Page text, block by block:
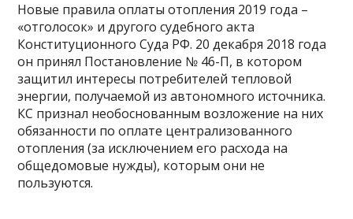
Новые правила оплаты отопления 2019 года –
«отголосок» и другого судебного акта
Конституционного Суда РФ. 20 декабря 2018 года
он принял Постановление № 46-П, в котором
защитил интересы потребителей тепловой
энергии, получаемой из автономного источника.
КС признал необоснованным возложение на них
обязанности по оплате централизованного
отопления (за исключением его расхода на
общедомовые нужды), которым они не
пользуются.